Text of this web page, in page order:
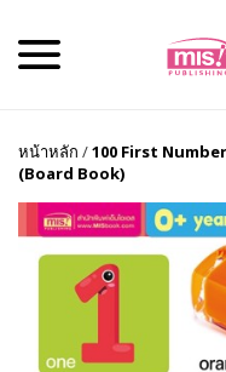
หน้าหลัก /100 First
(Board Book)